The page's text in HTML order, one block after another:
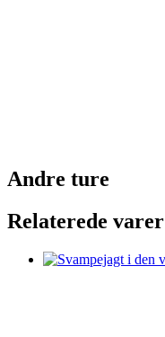
Andre ture
Relaterede varer